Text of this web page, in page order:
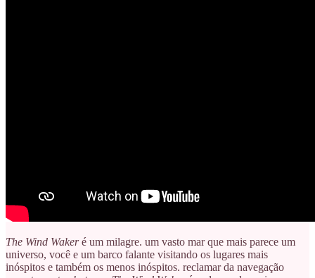
The Wind Wakeré um milagre. um vasto mar que mais parece um
universo, você e um barco falante visitando os lugares mais
inóspitos e também os menos inóspitos. reclamar da navegação